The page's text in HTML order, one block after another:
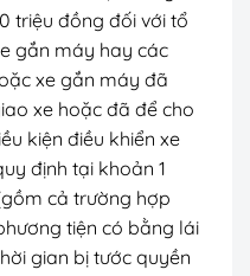
triệu đồng đối với tổ
gắn máy hay các
xe gắn máy đã
xe hoặc đã để cho
kiện điều khiển xe
định tại khoản 1
cả trường hợp
tiện có bằng lái
gian bị tước quyền